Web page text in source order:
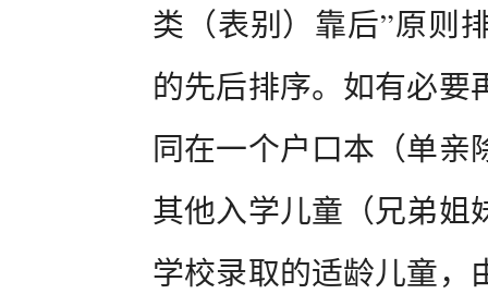
类（表别）靠后”原则
的先后排序。如有必要
同在一个户口本（单亲
其他入学儿童（兄弟姐
学校录取的适龄儿童，